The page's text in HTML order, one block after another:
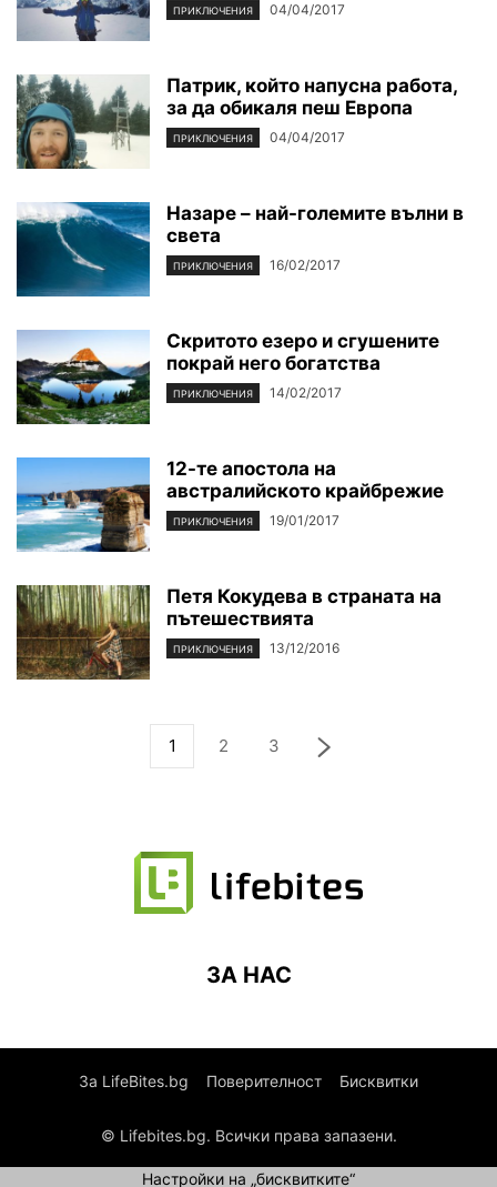
ПРИКЛЮЧЕНИЯ 04/04/2017
Патрик, който напусна работа,
за да обикаля пеш Европа
ПРИКЛЮЧЕНИЯ 04/04/2017
Назаре – най-големите вълни в
света
ПРИКЛЮЧЕНИЯ 16/02/2017
Скритото езеро и сгушените
покрай него богатства
ПРИКЛЮЧЕНИЯ 14/02/2017
12-те апостола на
австралийското крайбрежие
ПРИКЛЮЧЕНИЯ 19/01/2017
Петя Кокудева в страната на
пътешествията
ПРИКЛЮЧЕНИЯ 13/12/2016
1 2 3
ЗА НАС
За LifeBites.bg Поверителност Бисквитки
© Lifebites.bg. Всички права запазени.
Настройки на „бисквитките“